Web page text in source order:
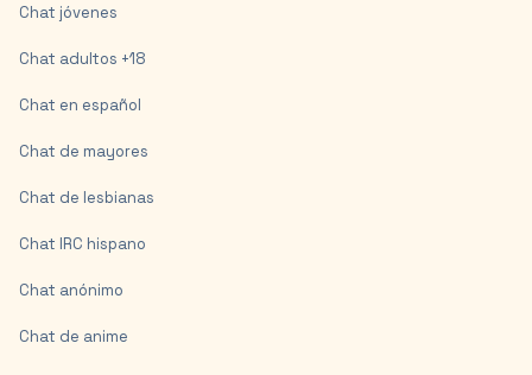
Chat jóvenes
Chat adultos +18
Chat en español
Chat de mayores
Chat de lesbianas
Chat IRC hispano
Chat anónimo
Chat de anime